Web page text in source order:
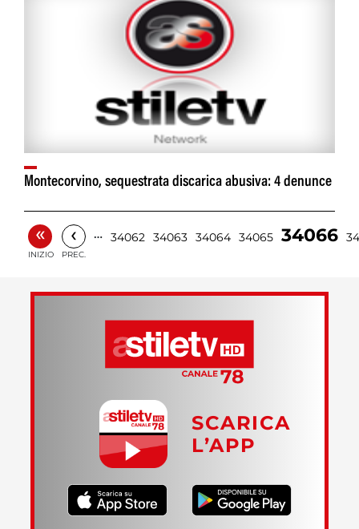
Montecorvino, sequestrata discarica abusiva: 4 denunce
«
INIZIO
‹
PREC.
… 34062 34063 34064 34065 34066
SCARICA
L’APP